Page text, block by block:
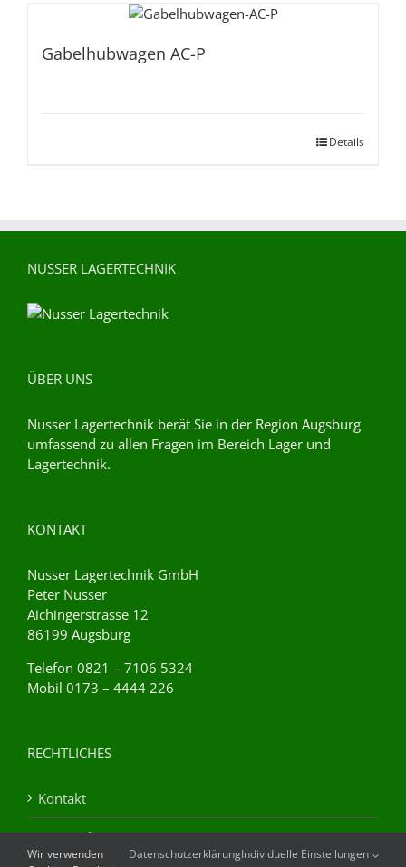
Gabelhubwagen AC-P
Details
NUSSER LAGERTECHNIK
ÜBER UNS
Nusser Lagertechnik berät Sie in der Region Augsburg
umfassend zu allen Fragen im Bereich Lager und
Lagertechnik.
KONTAKT
Nusser Lagertechnik GmbH
Peter Nusser
Aichingerstrasse 12
86199 Augsburg
Telefon 0821 – 7106 5324
Mobil 0173 – 4444 226
RECHTLICHES
Kontakt
Datenschutz
Wir verwenden
DatenschutzerklärungIndividuelle Einstellungen